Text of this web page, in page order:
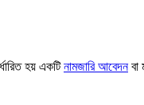
হয় একটিনামজারি আবেদনবা